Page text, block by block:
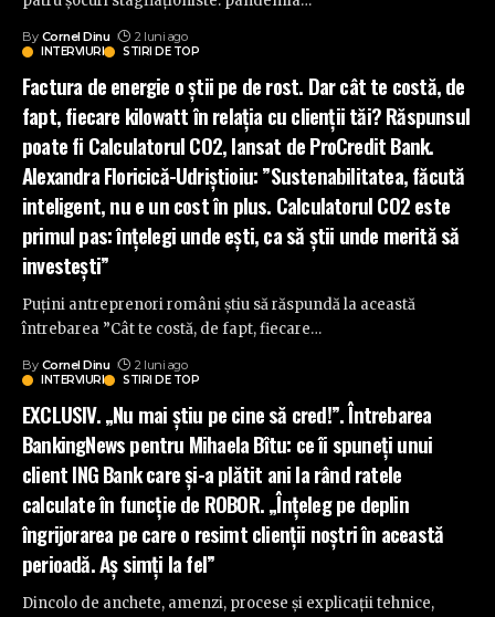
By Cornel Dinu 2 luni ago
INTERVIURI STIRI DE TOP
Factura de energie o știi pe de rost. Dar cât te costă, de
fapt, fiecare kilowatt în relația cu clienții tăi? Răspunsul
poate fi Calculatorul CO2, lansat de ProCredit Bank.
Alexandra Floricică-Udriştioiu: ”Sustenabilitatea, făcută
inteligent, nu e un cost în plus. Calculatorul CO2 este
primul pas: înțelegi unde ești, ca să știi unde merită să
investești”
Puțini antreprenori români știu să răspundă la această
întrebarea ”Cât te costă, de fapt, fiecare…
By Cornel Dinu 2 luni ago
INTERVIURI STIRI DE TOP
EXCLUSIV. „Nu mai știu pe cine să cred!”. Întrebarea
BankingNews pentru Mihaela Bîtu: ce îi spuneți unui
client ING Bank care și-a plătit ani la rând ratele
calculate în funcție de ROBOR. „Înțeleg pe deplin
îngrijorarea pe care o resimt clienții noștri în această
perioadă. Aș simți la fel”
Dincolo de anchete, amenzi, procese și explicații tehnice,